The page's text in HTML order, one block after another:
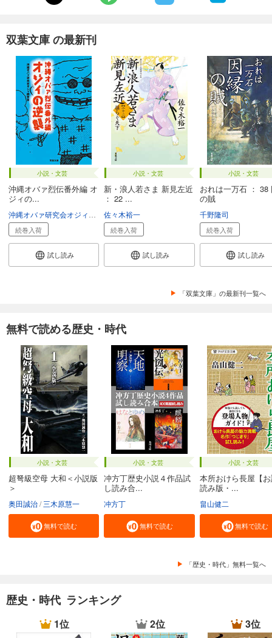
双葉文庫 の最新刊
小説・文芸
沖縄オバァ烈伝番外編 オ
ジィの...
続巻入荷
試し読み
小説・文芸
新・浪人若さま 新見左近
： 22 ...
佐々木裕一
続巻入荷
試し読み
小説・文芸
おれは一万石 ： 38
の賊
千野隆司
続巻入荷
試し読み
「双葉文庫」の最新刊一覧へ
無料で読める歴史・時代
小説・文芸
超弩級空母 大和＜小説版
＞
奥田誠治 三木原慧一
無料で読む
小説・文芸
冲方丁歴史小説４作品試
し読み合...
冲方丁
無料で読む
小説・文芸
本所おけら長屋【
読み版・...
畠山健二
無料で読む
「歴史・時代」無料一覧へ
歴史・時代 ランキング
1位 2位 3位